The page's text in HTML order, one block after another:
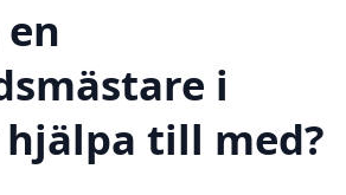
i
till med?